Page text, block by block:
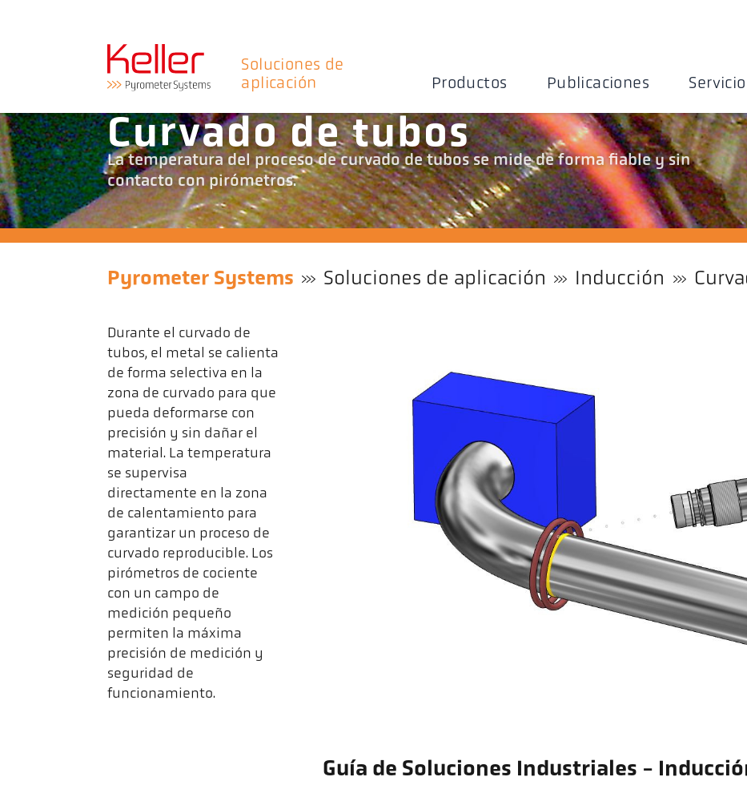
Soluciones de
aplicación
Productos Publicaciones Servicio
Curvado de tubos
La temperatura del proceso de curvado de tubos se mide de forma fiable y sin
contacto con pirómetros.
Pyrometer Systems Soluciones de aplicación Inducción
Durante el curvado de
tubos, el metal se calienta
de forma selectiva en la
zona de curvado para que
pueda deformarse con
precisión y sin dañar el
material. La temperatura
se supervisa
directamente en la zona
de calentamiento para
garantizar un proceso de
curvado reproducible. Los
pirómetros de cociente
con un campo de
medición pequeño
permiten la máxima
precisión de medición y
seguridad de
funcionamiento.
Guía de Soluciones Industriales -